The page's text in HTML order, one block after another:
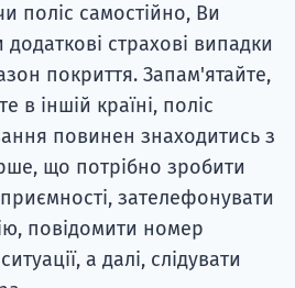
поліс самостійно, Ви
страхові випадки
покриття. Запам'ятайте,
в іншій країні, поліс
повинен знаходитись з
що потрібно зробити
зателефонувати
повідомити номер
а далі, слідувати